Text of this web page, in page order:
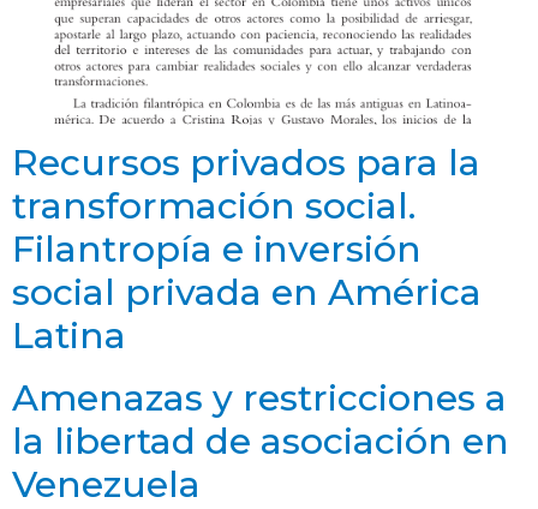
Recursos privados para la
transformación social.
Filantropía e inversión
social privada en América
Latina
Amenazas y restricciones a
la libertad de asociación en
Venezuela